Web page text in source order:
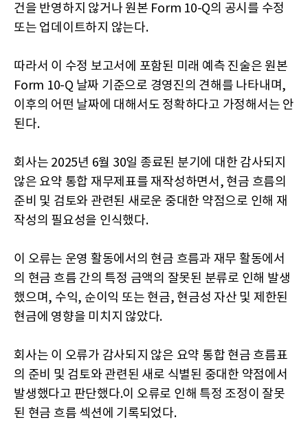
건을 반영하지 않거나 원본 Form 10-Q의 공시를 수정
또는 업데이트하지 않는다.
따라서 이 수정 보고서에 포함된 미래 예측 진술은 원본
Form 10-Q 날짜 기준으로 경영진의 견해를 나타내며,
이후의 어떤 날짜에 대해서도 정확하다고 가정해서는 안
된다.
회사는 2025년 6월 30일 종료된 분기에 대한 감사되지
않은 요약 통합 재무제표를 재작성하면서, 현금 흐름의
준비 및 검토와 관련된 새로운 중대한 약점으로 인해 재
작성의 필요성을 인식했다.
이 오류는 운영 활동에서의 현금 흐름과 재무 활동에서
의 현금 흐름 간의 특정 금액의 잘못된 분류로 인해 발생
했으며, 수익, 순이익 또는 현금, 현금성 자산 및 제한된
현금에 영향을 미치지 않았다.
회사는 이 오류가 감사되지 않은 요약 통합 현금 흐름표
의 준비 및 검토와 관련된 새로 식별된 중대한 약점에서
발생했다고 판단했다.이 오류로 인해 특정 조정이 잘못
된 현금 흐름 섹션에 기록되었다.